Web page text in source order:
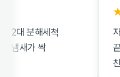
분해세척
가 싹
자취
끝내
친절